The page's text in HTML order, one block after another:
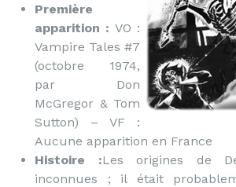
Première
apparition : VO :
Vampire Tales #7
(octobre 1974,
par Don
McGregor & Tom
Sutton) – VF :
Aucune apparition en France
Histoire :Les origines de
inconnues ; il était